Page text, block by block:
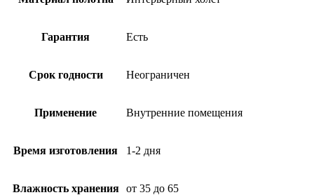
Гарантия Есть
Срок годности Неограничен
Применение Внутренние помещения
Время изготовления 1-2 дня
Влажность хранения от 35 до 65